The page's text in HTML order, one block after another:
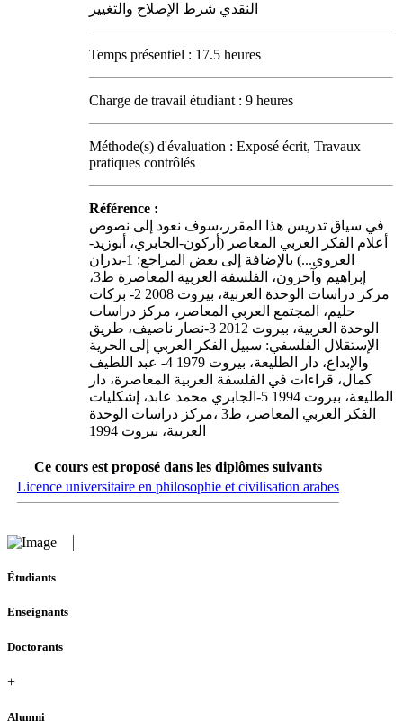
النقدي شرط الإصلاح والتغيير
Temps présentiel : 17.5 heures
Charge de travail étudiant : 9 heures
Méthode(s) d'évaluation : Exposé écrit, Travaux
pratiques contrôlés
Référence :
في سياق تدريس هذا المقرر،سوف نعود إلى نصوص
أعلام الفكر العربي المعاصر (أركون-الجابري، أبوزيد-
العروي...) بالإضافة إلى بعض المراجع: 1-بدران
إبراهيم وآخرون، الفلسفة العربية المعاصرة ط3،
مركز دراسات الوحدة العربية، بيروت 2008 2- بركات
حليم، المجتمع العربي المعاصر، مركز دراسات
الوحدة العربية، بيروت 2012 3-نصار ناصيف، طريق
الإستقلال الفلسفي: سبيل الفكر العربي إلى الحرية
والإبداع، دار الطليعة، بيروت 1979 4- عبد اللطيف
كمال، قراءات في الفلسفة العربية المعاصرة، دار
الطليعة، بيروت 1994 5-الجابري محمد عابد، إشكليات
الفكر العربي المعاصر، ط3 ،مركز دراسات الوحدة
العربية، بيروت 1994
Ce cours est proposé dans les diplômes suivants
Licence universitaire en philosophie et civilisation arabes
Étudiants
Enseignants
Doctorants
+
Alumni